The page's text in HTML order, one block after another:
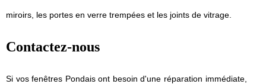
miroirs, les portes en verre trempées et les joints de vitrage.
Contactez-nous
Si vos fenêtres Pondais ont besoin d'une réparation immédiate,